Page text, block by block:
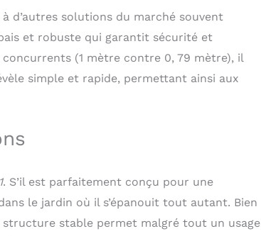
les pièces de montage nécessaires.
d’autres solutions du marché souvent
et robuste qui garantit sécurité et
(1 mètre contre 0, 79 mètre), il
simple et rapide, permettant ainsi aux
. S’il est parfaitement conçu pour une
le jardin où il s’épanouit tout autant. Bien
stable permet malgré tout un usage